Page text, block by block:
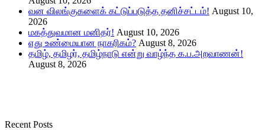
வன விலங்குகளைக் கட்டுப்படுத்த தனிச்சட்டம்! August 10,
2026
மகத்துவமான மனிதர்! August 10, 2026
எது உண்மையான நாகரிகம்? August 8, 2026
தமிழ், தமிழர், தமிழ்நாடு என்று வாழ்ந்த க.ப.அறவாணன்!
August 8, 2026
Recent Posts